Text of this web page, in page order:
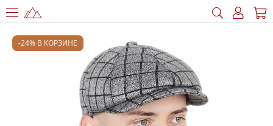
-24% В КОРЗИНЕ